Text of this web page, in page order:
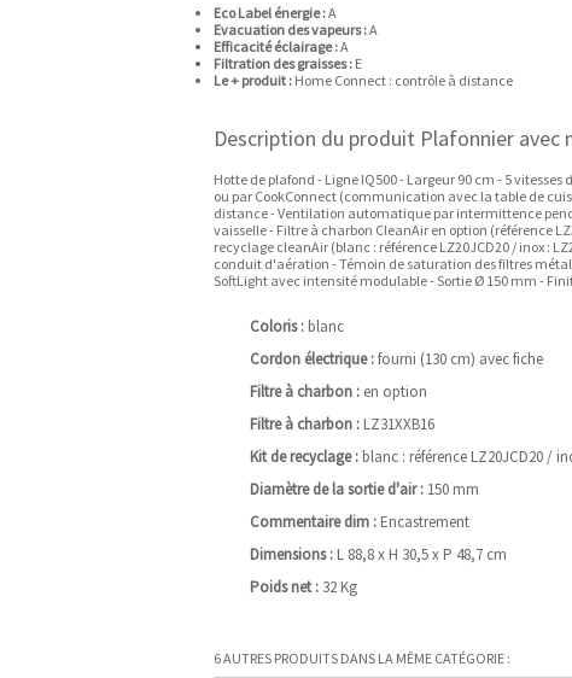
Eco Label énergie :A
Evacuation des vapeurs :A
Efficacité éclairage :A
Filtration des graisses : E
Le + produit : Home Connect : contrôle à distance
Description du produit Plafonnier avec
Hotte de plafond - Ligne IQ500 - Largeur 90 cm - 5
ou par CookConnect (communication avec la table de
distance - Ventilation automatique par intermittence
vaisselle - Filtre à charbon CleanAir en option (référence
recyclage cleanAir (blanc : référence LZ20JCD20 / inox :
conduit d'aération - Témoin de saturation des filtres
SoftLight avec intensité modulable - Sortie Ø 150 mm -
Coloris : blanc
Cordon électrique :fourni (130 cm) avec fiche
Filtre à charbon : en option
Filtre à charbon : LZ31XXB16
Kit de recyclage : blanc : référence LZ20JCD20 /
Diamètre de la sortie d'air : 150 mm
Commentaire dim : Encastrement
Dimensions : L 88,8 x H 30,5 x P 48,7 cm
Poids net : 32 Kg
6 AUTRES PRODUITS DANS LA MÊME CATÉGORIE :